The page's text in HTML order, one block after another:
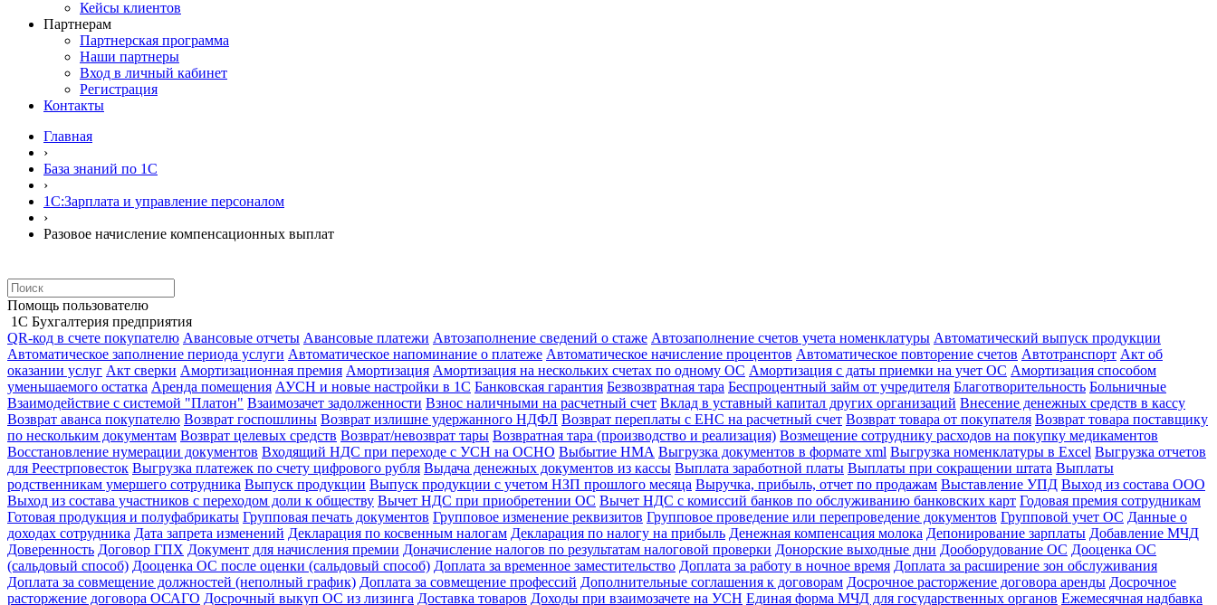
Кейсы клиентов
Партнерам
Партнерская программа
Наши партнеры
Вход в личный кабинет
Регистрация
Контакты
Главная
›
База знаний по 1С
›
1С:Зарплата и управление персоналом
›
Разовое начисление компенсационных выплат
Помощь пользователю
1С Бухгалтерия предприятия
QR-код в счете покупателю Авансовые отчеты Авансовые платежи Автозаполнение сведений о стаже Автозаполнение счетов учета номенклатуры Автоматический выпуск продукции
Автоматическое заполнение периода услуги Автоматическое напоминание о платеже Автоматическое начисление процентов Автоматическое повторение счетов Автотранспорт Акт об
оказании услуг Акт сверки Амортизационная премия Амортизация Амортизация на нескольких счетах по одному ОС Амортизация с даты приемки на учет ОС Амортизация способом
уменьшаемого остатка Аренда помещения АУСН и новые настройки в 1С Банковская гарантия Безвозвратная тара Беспроцентный займ от учредителя Благотворительность Больничные
Взаимодействие с системой "Платон" Взаимозачет задолженности Взнос наличными на расчетный счет Вклад в уставный капитал других организаций Внесение денежных средств в кассу
Возврат аванса покупателю Возврат госпошлины Возврат излишне удержанного НДФЛ Возврат переплаты с ЕНС на расчетный счет Возврат товара от покупателя Возврат товара поставщику
по нескольким документам Возврат целевых средств Возврат/невозврат тары Возвратная тара (производство и реализация) Возмещение сотруднику расходов на покупку медикаментов
Восстановление нумерации документов Входящий НДС при переходе с УСН на ОСНО Выбытие НМА Выгрузка документов в формате xml Выгрузка номенклатуры в Excel Выгрузка отчетов
для Реестрповесток Выгрузка платежек по счету цифрового рубля Выдача денежных документов из кассы Выплата заработной платы Выплаты при сокращении штата Выплаты
родственникам умершего сотрудника Выпуск продукции Выпуск продукции с учетом НЗП прошлого месяца Выручка, прибыль, отчет по продажам Выставление УПД Выход из состава ООО
Выход из состава участников с переходом доли к обществу Вычет НДС при приобретении ОС Вычет НДС с комиссий банков по обслуживанию банковских карт Годовая премия сотрудникам
Готовая продукция и полуфабрикаты Групповая печать документов Групповое изменение реквизитов Групповое проведение или перепроведение документов Групповой учет ОС Данные о
доходах сотрудника Дата запрета изменений Декларация по косвенным налогам Декларация по налогу на прибыль Денежная компенсация молока Депонирование зарплаты Добавление МЧД
Доверенность Договор ГПХ Документ для начисления премии Доначисление налогов по результатам налоговой проверки Донорские выходные дни Дооборудование ОС Дооценка ОС
(сальдовый способ) Дооценка ОС после оценки (сальдовый способ) Доплата за временное заместительство Доплата за работу в ночное время Доплата за расширение зон обслуживания
Доплата за совмещение должностей (неполный график) Доплата за совмещение профессий Дополнительные соглашения к договорам Досрочное расторжение договора аренды Досрочное
расторжение договора ОСАГО Досрочный выкуп ОС из лизинга Доставка товаров Доходы при взаимозачете на УСН Единая форма МЧД для государственных органов Ежемесячная надбавка